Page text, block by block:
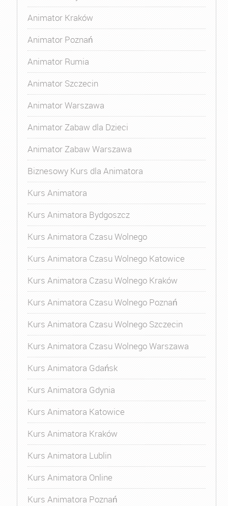
Animator Kraków
Animator Poznań
Animator Rumia
Animator Szczecin
Animator Warszawa
Animator Zabaw dla Dzieci
Animator Zabaw Warszawa
Biznesowy Kurs dla Animatora
Kurs Animatora
Kurs Animatora Bydgoszcz
Kurs Animatora Czasu Wolnego
Kurs Animatora Czasu Wolnego Katowice
Kurs Animatora Czasu Wolnego Kraków
Kurs Animatora Czasu Wolnego Poznań
Kurs Animatora Czasu Wolnego Szczecin
Kurs Animatora Czasu Wolnego Warszawa
Kurs Animatora Gdańsk
Kurs Animatora Gdynia
Kurs Animatora Katowice
Kurs Animatora Kraków
Kurs Animatora Lublin
Kurs Animatora Online
Kurs Animatora Poznań